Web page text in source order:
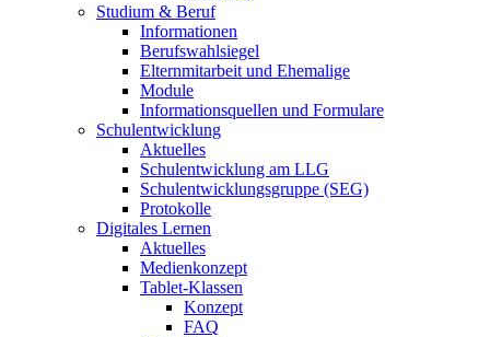
Studium & Beruf
Informationen
Berufswahlsiegel
Elternmitarbeit und Ehemalige
Module
Informationsquellen und Formulare
Schulentwicklung
Aktuelles
Schulentwicklung am LLG
Schulentwicklungsgruppe (SEG)
Protokolle
Digitales Lernen
Aktuelles
Medienkonzept
Tablet-Klassen
Konzept
FAQ